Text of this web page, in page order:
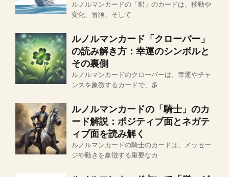
ルノルマンカードの「船」のカードは、移動や
変化、冒険、そして
ルノルマンカード「クローバー」
の読み解き方：幸運のシンボルと
その裏側
ルノルマンカードのクローバーは、幸運やチャ
ンスを象徴するカードで、多
ルノルマンカードの「騎士」のカ
ード解説：ポジティブ面とネガテ
ィブ面を読み解く
ルノルマンカードの騎士のカードは、メッセー
ジや動きを象徴する重要なカ